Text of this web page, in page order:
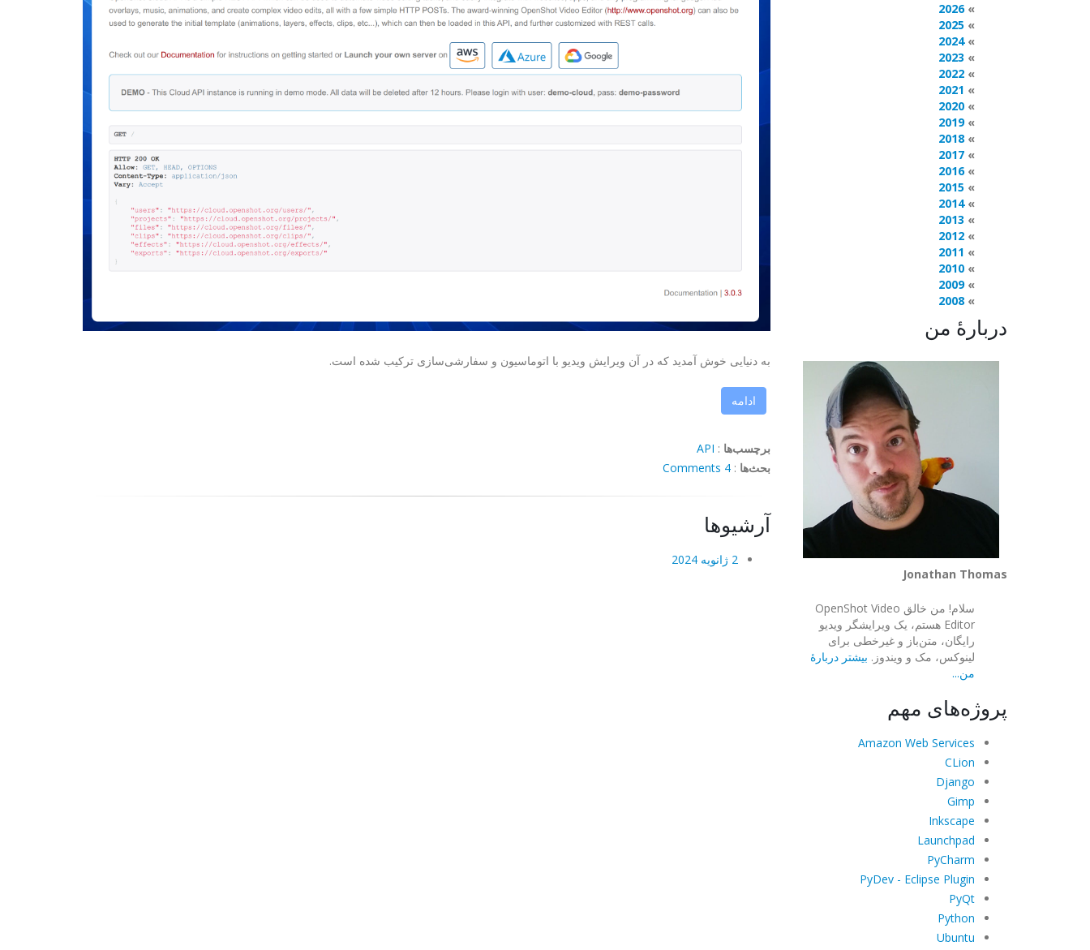
به دنیایی خوش آمدید که در آن ویرایش ویدیو با اتوماسیون و سفارشی‌سازی ترکیب شده است.
ادامه
برچسب‌ها :
API
بحث‌ها :
4 Comments
آرشیوها
2 ژانویه 2024
2026
2025
2024
2023
2022
2021
2020
2019
2018
2017
2016
2015
2014
2013
2012
2011
2010
2009
2008
دربارهٔ من
Jonathan Thomas
سلام! من خالق OpenShot Video
Editor هستم، یک ویرایشگر ویدیو
رایگان، متن‌باز و غیرخطی برای
لینوکس، مک و ویندوز. بیشتر دربارهٔ
من...
پروژه‌های مهم
Amazon Web Services
CLion
Django
Gimp
Inkscape
Launchpad
PyCharm
PyDev - Eclipse Plugin
PyQt
Python
Ubuntu